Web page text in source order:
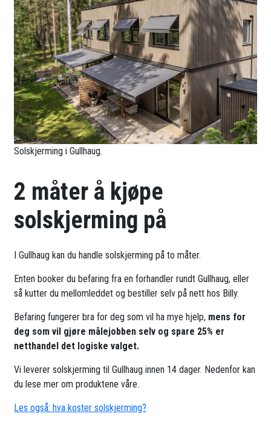
Solskjerming i Gullhaug.
2 måter å kjøpe
solskjerming på
I Gullhaug kan du handle solskjerming på to måter.
Enten booker du befaring fra en forhandler rundt Gullhaug, eller
så kutter du mellomleddet og bestiller selv på nett hos Billy.
Befaring fungerer bra for deg som vil ha mye hjelp, mens for
deg som vil gjøre målejobben selv og spare 25% er
netthandel det logiske valget.
Vi leverer solskjerming til Gullhaug innen 14 dager. Nedenfor kan
du lese mer om produktene våre.
Les også: hva koster solskjerming?